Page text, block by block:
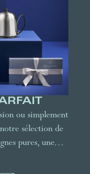
ou simplement
sélection de
pures, une…